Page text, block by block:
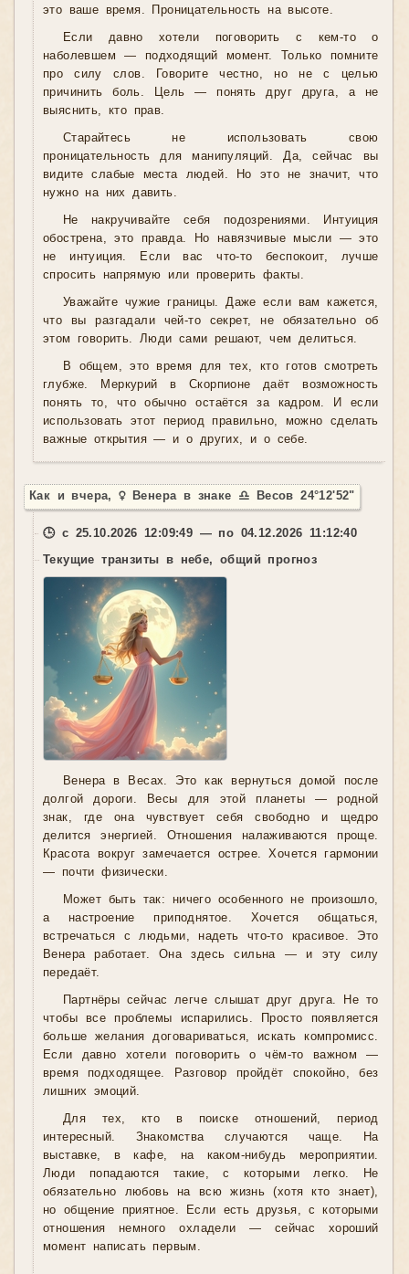
это ваше время. Проницательность на высоте.
Если давно хотели поговорить с кем-то о
наболевшем — подходящий момент. Только помните
про силу слов. Говорите честно, но не с целью
причинить боль. Цель — понять друг друга, а не
выяснить, кто прав.
Старайтесь не использовать свою
проницательность для манипуляций. Да, сейчас вы
видите слабые места людей. Но это не значит, что
нужно на них давить.
Не накручивайте себя подозрениями. Интуиция
обострена, это правда. Но навязчивые мысли — это
не интуиция. Если вас что-то беспокоит, лучше
спросить напрямую или проверить факты.
Уважайте чужие границы. Даже если вам кажется,
что вы разгадали чей-то секрет, не обязательно об
этом говорить. Люди сами решают, чем делиться.
В общем, это время для тех, кто готов смотреть
глубже. Меркурий в Скорпионе даёт возможность
понять то, что обычно остаётся за кадром. И если
использовать этот период правильно, можно сделать
важные открытия — и о других, и о себе.
Как и вчера, ♀ Венера в знаке ♎ Весов 24°12'52"
🕒 с 25.10.2026 12:09:49 — по 04.12.2026 11:12:40
Текущие транзиты в небе, общий прогноз
Венера в Весах. Это как вернуться домой после
долгой дороги. Весы для этой планеты — родной
знак, где она чувствует себя свободно и щедро
делится энергией. Отношения налаживаются проще.
Красота вокруг замечается острее. Хочется гармонии
— почти физически.
Может быть так: ничего особенного не произошло,
а настроение приподнятое. Хочется общаться,
встречаться с людьми, надеть что-то красивое. Это
Венера работает. Она здесь сильна — и эту силу
передаёт.
Партнёры сейчас легче слышат друг друга. Не то
чтобы все проблемы испарились. Просто появляется
больше желания договариваться, искать компромисс.
Если давно хотели поговорить о чём-то важном —
время подходящее. Разговор пройдёт спокойно, без
лишних эмоций.
Для тех, кто в поиске отношений, период
интересный. Знакомства случаются чаще. На
выставке, в кафе, на каком-нибудь мероприятии.
Люди попадаются такие, с которыми легко. Не
обязательно любовь на всю жизнь (хотя кто знает),
но общение приятное. Если есть друзья, с которыми
отношения немного охладели — сейчас хороший
момент написать первым.